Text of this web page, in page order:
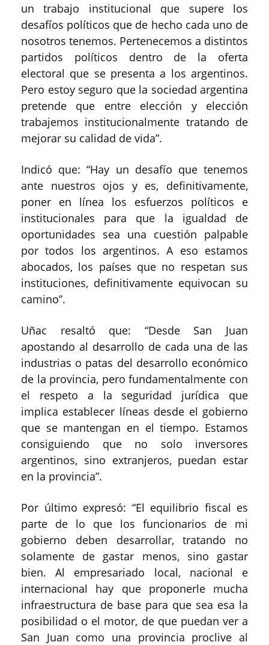
un trabajo institucional que supere los
desafíos políticos que de hecho cada uno de
nosotros tenemos. Pertenecemos a distintos
partidos políticos dentro de la oferta
electoral que se presenta a los argentinos.
Pero estoy seguro que la sociedad argentina
pretende que entre elección y elección
trabajemos institucionalmente tratando de
mejorar su calidad de vida”.
Indicó que: “Hay un desafío que tenemos
ante nuestros ojos y es, definitivamente,
poner en línea los esfuerzos políticos e
institucionales para que la igualdad de
oportunidades sea una cuestión palpable
por todos los argentinos. A eso estamos
abocados, los países que no respetan sus
instituciones, definitivamente equivocan su
camino”.
Uñac resaltó que: “Desde San Juan
apostando al desarrollo de cada una de las
industrias o patas del desarrollo económico
de la provincia, pero fundamentalmente con
el respeto a la seguridad jurídica que
implica establecer líneas desde el gobierno
que se mantengan en el tiempo. Estamos
consiguiendo que no solo inversores
argentinos, sino extranjeros, puedan estar
en la provincia”.
Por último expresó: “El equilibrio fiscal es
parte de lo que los funcionarios de mi
gobierno deben desarrollar, tratando no
solamente de gastar menos, sino gastar
bien. Al empresariado local, nacional e
internacional hay que proponerle mucha
infraestructura de base para que sea esa la
posibilidad o el motor, de que puedan ver a
San Juan como una provincia proclive al